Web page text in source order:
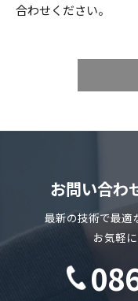
合わせください。
お問い合わ
最新の技術で最適
お気軽